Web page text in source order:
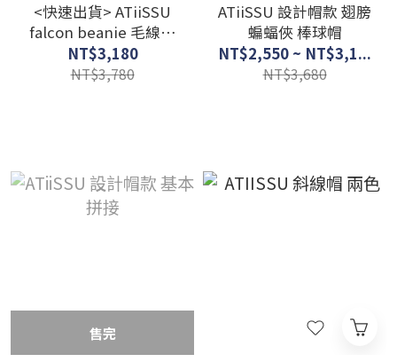
<快速出貨> ATiiSSU
falcon beanie 毛線獵
鷹帽
NT$3,180
NT$3,780
ATiiSSU 設計帽款 翅膀
蝙蝠俠 棒球帽
NT$2,550 ~ NT$3,1...
NT$3,680
售完